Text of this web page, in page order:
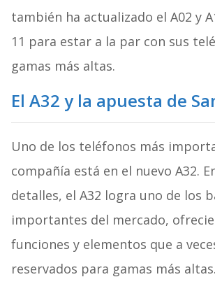
también ha actualizado el A02 y
11 para estar a la par con sus
gamas más altas.
El A32 y la apuesta de
Uno de los teléfonos más
compañía está en el nuevo A32.
detalles, el A32 logra uno de los
importantes del mercado,
funciones y elementos que a
reservados para gamas más